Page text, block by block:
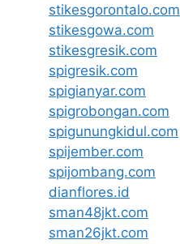
stikesgorontalo.com
stikesgowa.com
stikesgresik.com
spigresik.com
spigianyar.com
spigrobongan.com
spigunungkidul.com
spijember.com
spijombang.com
dianflores.id
sman48jkt.com
sman26jkt.com